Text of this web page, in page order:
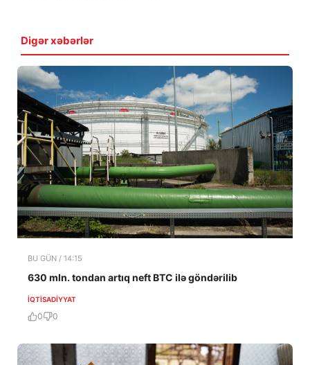
Digər xəbərlər
BU GÜN / 14:15
630 mln. tondan artıq neft BTC ilə göndərilib
İQTISADIYYAT
0 0